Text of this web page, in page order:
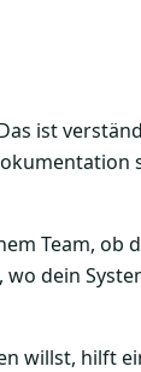
ist
Team, ob
dein
willst, hilft